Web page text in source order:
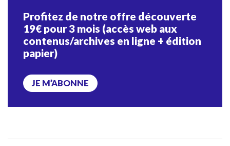
Profitez de notre offre découverte
19€ pour 3 mois (accès web aux
contenus/archives en ligne + édition
papier)
JE M’ABONNE